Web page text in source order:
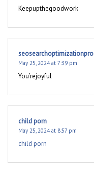
Keepupthegoodwork
seosearchoptimizationpro
May 25, 2024 at 7:39 pm
You’rejoyful
child porn
May 25, 2024 at 8:57 pm
child porn